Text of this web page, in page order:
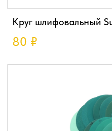
Круг шлифовальный
80 ₽